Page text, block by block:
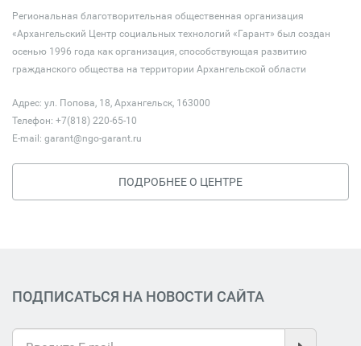
Региональная благотворительная общественная организация
«Архангельский Центр социальных технологий «Гарант» был создан
осенью 1996 года как организация, способствующая развитию
гражданского общества на территории Архангельской области
Адрес: ул. Попова, 18, Архангельск, 163000
Телефон: +7(818) 220-65-10
E-mail: garant@ngo-garant.ru
ПОДРОБНЕЕ О ЦЕНТРЕ
ПОДПИСАТЬСЯ НА НОВОСТИ САЙТА